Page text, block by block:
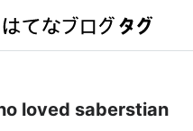
loved saberstian